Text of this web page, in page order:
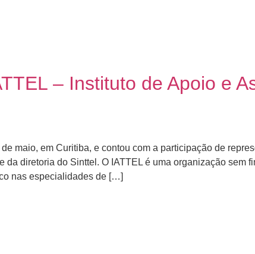
– Instituto de Apoio e
maio, em Curitiba, e contou com a participação de
diretoria do Sinttel. O IATTEL é uma organização sem
nas especialidades de […]